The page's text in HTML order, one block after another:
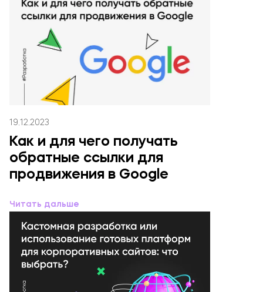
19.12.2023
Как и для чего получать
обратные ссылки для
продвижения в Google
Читать дальше